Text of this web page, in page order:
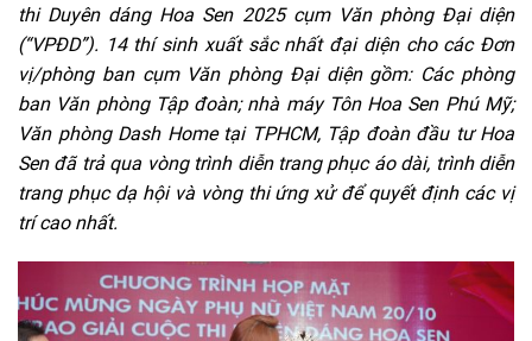
thi Duyên dáng Hoa Sen 2025 cụm Văn phòng Đại diện
(“VPĐD”). 14 thí sinh xuất sắc nhất đại diện cho các Đơn
vị/phòng ban cụm Văn phòng Đại diện gồm: Các phòng
ban Văn phòng Tập đoàn; nhà máy Tôn Hoa Sen Phú Mỹ;
Văn phòng Dash Home tại TPHCM, Tập đoàn đầu tư Hoa
Sen đã trả qua vòng trình diễn trang phục áo dài, trình diễn
trang phục dạ hội và vòng thi ứng xử để quyết định các vị
trí cao nhất.